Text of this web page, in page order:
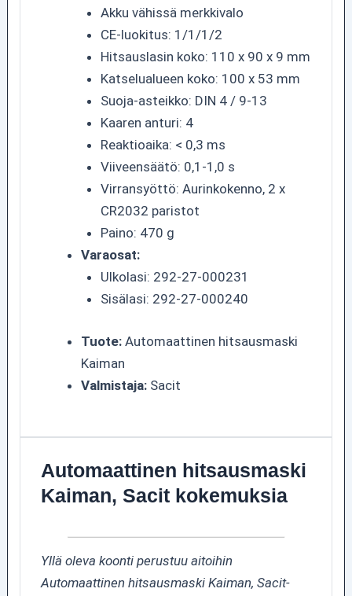
Akku vähissä merkkivalo
CE-luokitus: 1/1/1/2
Hitsauslasin koko: 110 x 90 x 9 mm
Katselualueen koko: 100 x 53 mm
Suoja-asteikko: DIN 4 / 9-13
Kaaren anturi: 4
Reaktioaika: < 0,3 ms
Viiveensäätö: 0,1-1,0 s
Virransyöttö: Aurinkokenno, 2 x
CR2032 paristot
Paino: 470 g
Varaosat:
Ulkolasi: 292-27-000231
Sisälasi: 292-27-000240
Tuote:Automaattinen hitsausmaski
Kaiman
Valmistaja:Sacit
Automaattinen hitsausmaski
Kaiman, Sacit kokemuksia
Yllä oleva koonti perustuu aitoihin
Automaattinen hitsausmaski Kaiman, Sacit-